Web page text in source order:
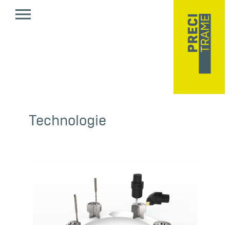
Technologie